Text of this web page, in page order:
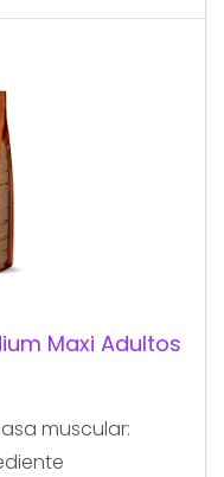
Maxi Adultos
muscular: